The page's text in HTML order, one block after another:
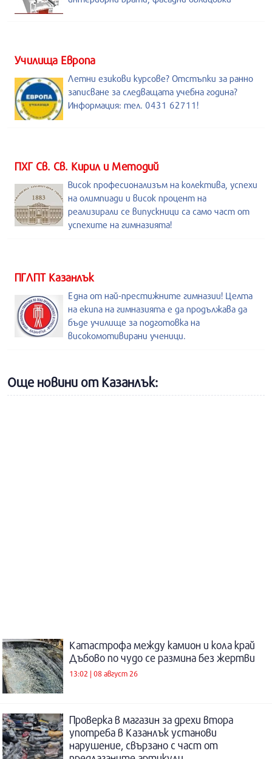
Училища Европа
Летни езикови курсове? Отстъпки за ранно
записване за следващата учебна година?
Информация: тел. 0431 62711!
ПХГ Св. Св. Кирил и Методий
Висок професионализъм на колектива, успехи
на олимпиади и висок процент на
реализирали се випускници са само част от
успехите на гимназията!
ПГЛПТ Казанлък
Една от най-престижните гимназии! Целта
на екипа на гимназията е да продължава да
бъде училище за подготовка на
високомотивирани ученици.
Още новини от Казанлък:
Катастрофа между камион и кола край
Дъбово по чудо се размина без жертви
13:02 | 08 август 26
Проверка в магазин за дрехи втора
употреба в Казанлък установи
нарушение, свързано с част от